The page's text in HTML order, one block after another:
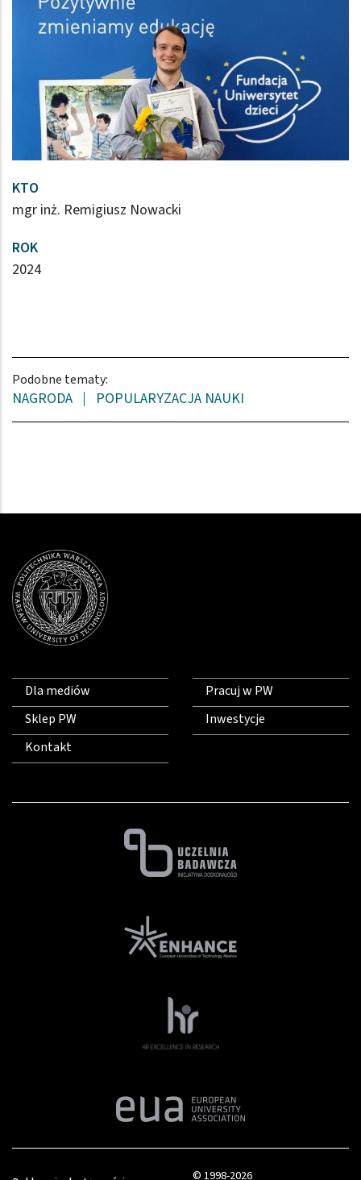
KTO
mgr inż. Remigiusz Nowacki
ROK
2024
Podobne tematy:
NAGRODA POPULARYZACJA NAUKI
Dla mediów
Sklep PW
Kontakt
Pracuj w PW
Inwestycje
© 1998-2026